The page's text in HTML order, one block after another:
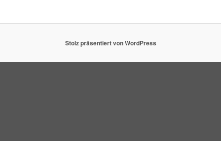
Stolz präsentiert von WordPress